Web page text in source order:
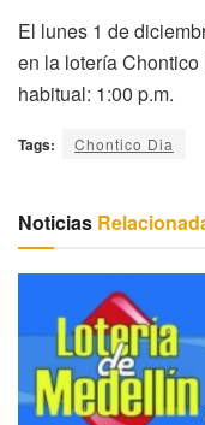
El lunes 1 de
en la lotería
habitual: 1:00 p.m.
Tags: Chontico Dia
Noticias